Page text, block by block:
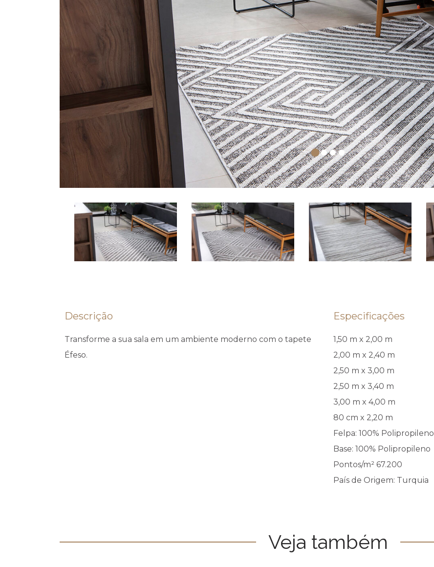
Descrição
Transforme a sua sala em um ambiente moderno com o tapete
Éfeso.
Especificações
1,50 m x 2,00 m
2,00 m x 2,40 m
2,50 m x 3,00 m
2,50 m x 3,40 m
3,00 m x 4,00 m
80 cm x 2,20 m
Felpa: 100% Polipropileno
Base: 100% Polipropileno
Pontos/m² 67.200
País de Origem: Turquia
Veja também